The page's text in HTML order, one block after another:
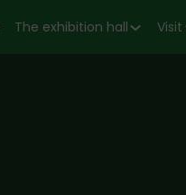
The exhibition hall Visit